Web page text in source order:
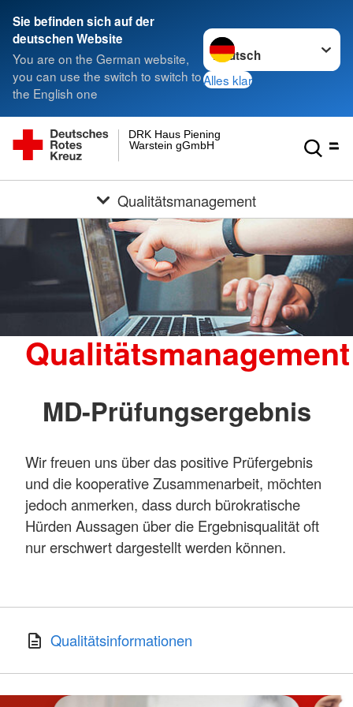
Sie befinden sich auf der
deutschen Website
You are on the German website,
you can use the switch to switch to
the English one
Sprache wechseln zu
Alles klar
Warstein gGmbH
DRK Haus Piening
Qualitätsmanagement
Qualitätsmanagement
MD-Prüfungsergebnis
Wir freuen uns über das positive Prüfergebnis
und die kooperative Zusammenarbeit, möchten
jedoch anmerken, dass durch bürokratische
Hürden Aussagen über die Ergebnisqualität oft
nur erschwert dargestellt werden können.
Qualitätsinformationen